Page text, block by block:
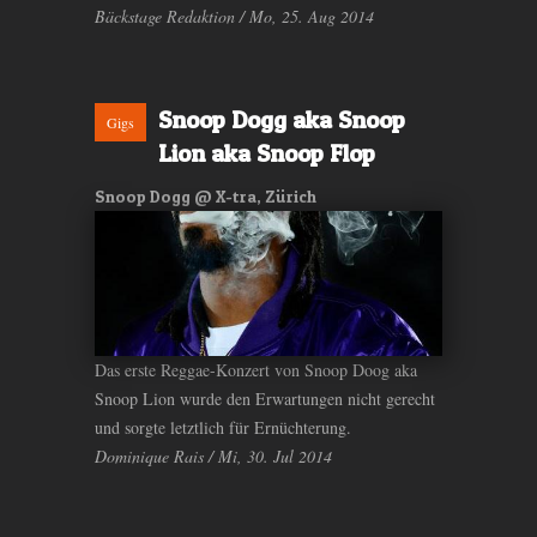
Bäckstage Redaktion / Mo, 25. Aug 2014
Gigs
Snoop Dogg aka Snoop
Lion aka Snoop Flop
Snoop Dogg @ X-tra, Zürich
Das erste Reggae-Konzert von Snoop Doog aka
Snoop Lion wurde den Erwartungen nicht gerecht
und sorgte letztlich für Ernüchterung.
Dominique Rais / Mi, 30. Jul 2014